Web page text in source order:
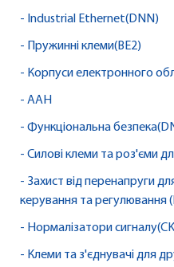
- Industrial Ethernet(DNN)
- Пружинні клеми(BE2)
- Корпуси електронного
- AAH
- Функціональна
- Силові клеми та роз'єми
- Захист від перенапруги
керування та регулювання
- Нормалізатори
- Клеми та з'єднувачі для